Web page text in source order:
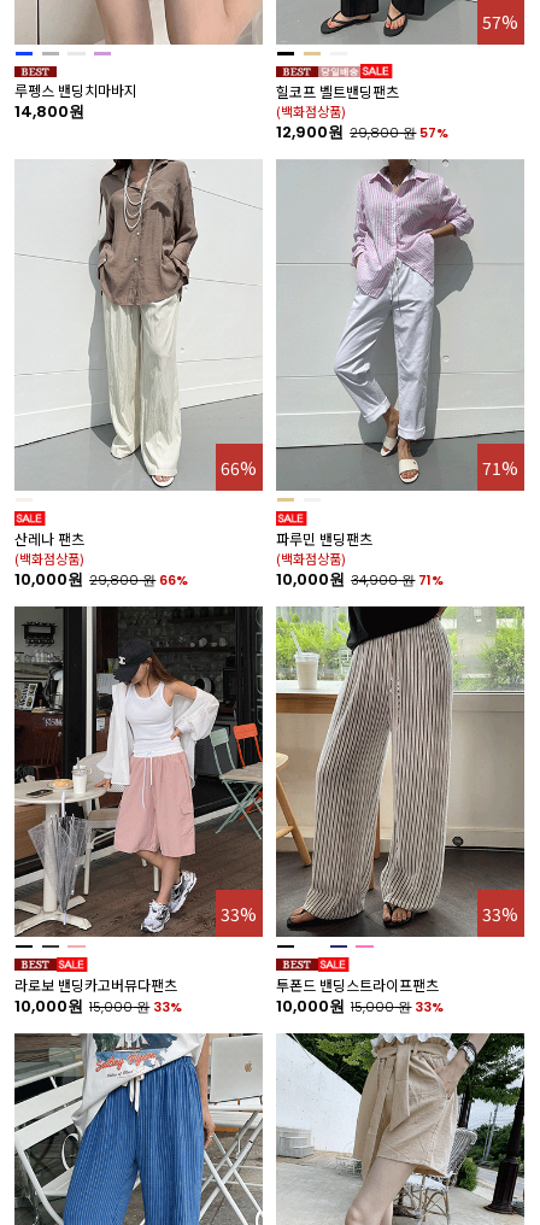
루펭스 밴딩치마바지
14,800원
57%
힐코프 벨트밴딩팬츠
(백화점상품)
12,900원 29,800원 57%
66%
산레나 팬츠
(백화점상품)
10,000원 29,800원 66%
71%
파루민 밴딩팬츠
(백화점상품)
10,000원 34,900원 71%
33%
라로보 밴딩카고버뮤다팬츠
10,000원 15,000원 33%
33%
투폰드 밴딩스트라이프팬츠
10,000원 15,000원 33%